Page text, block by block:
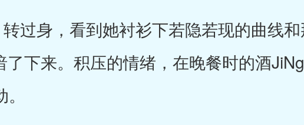
过身，看到她衬衫下若隐若现的曲线
了下来。积压的情绪，在晚餐时的酒